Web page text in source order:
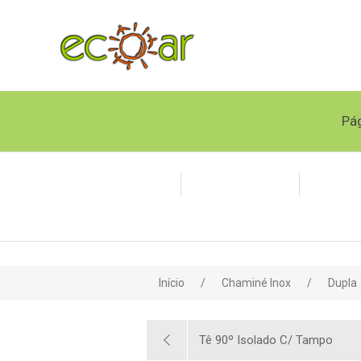
Início / Chaminé Inox / Dupla
Tê 90º Isolado C/ Tampo